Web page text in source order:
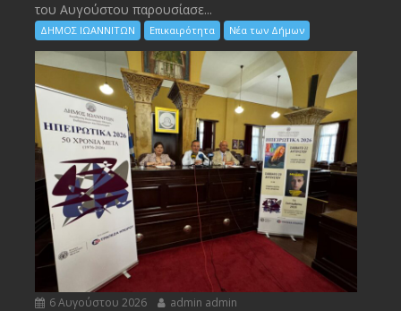
του Αυγούστου παρουσίασε...
ΔΗΜΟΣ ΙΩΑΝΝΙΤΩΝ Επικαιρότητα Νέα των Δήμων
6 Αυγούστου 2026 admin admin